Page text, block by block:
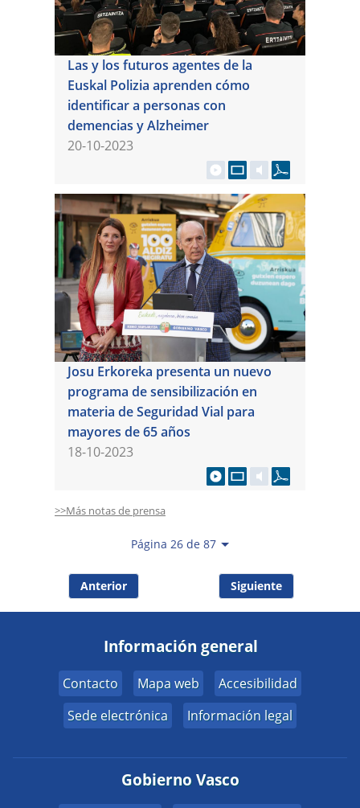
Las y los futuros agentes de la
Euskal Polizia aprenden cómo
identificar a personas con
demencias y Alzheimer
20-10-2023
Josu Erkoreka presenta un nuevo
programa de sensibilización en
materia de Seguridad Vial para
mayores de 65 años
18-10-2023
>>Más notas de prensa
Página 26 de 87
Anterior Siguiente
Información general
Contacto Mapa web
Accesibilidad
Sede electrónica
Información legal
Gobierno Vasco